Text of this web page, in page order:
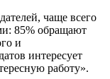
чаще всего
85% обращают
и
интересует
работу».